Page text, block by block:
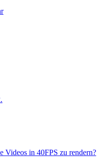
Videos in 40FPS zu rendern?